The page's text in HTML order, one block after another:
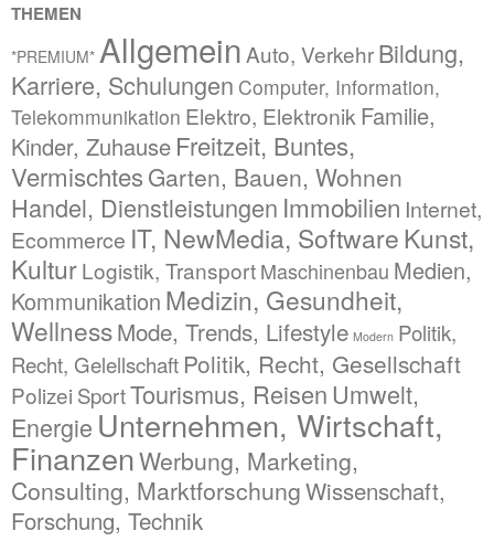
THEMEN
*PREMIUM* Allgemein Auto, VerkehrBildung,
Karriere, Schulungen Computer, Information,
Telekommunikation Elektro, Elektronik Familie,
Kinder, Zuhause Freitzeit, Buntes,
Vermischtes Garten, Bauen, Wohnen
Handel, Dienstleistungen Immobilien Internet,
Ecommerce IT, NewMedia, SoftwareKunst,
KulturLogistik, TransportMaschinenbau Medien,
Kommunikation Medizin, Gesundheit,
WellnessMode, Trends, Lifestyle Modern Politik,
Recht, Gelellschaft Politik, Recht, Gesellschaft
Polizei SportTourismus, Reisen Umwelt,
Energie Unternehmen, Wirtschaft,
FinanzenWerbung, Marketing,
Consulting, MarktforschungWissenschaft,
Forschung, Technik